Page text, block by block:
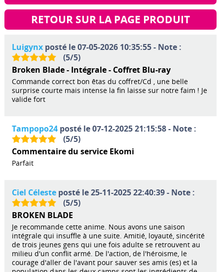
RETOUR SUR LA PAGE PRODUIT
Luigynxposté le 07-05-2026 10:35:55 - Note :
(5/5)
Broken Blade - Intégrale - Coffret Blu-ray
Commande correct bon êtas du coffret/Cd , une belle
surprise courte mais intense la fin laisse sur notre faim ! Je
valide fort
Tampopo24posté le 07-12-2025 21:15:58 - Note :
(5/5)
Commentaire du service Ekomi
Parfait
Ciel Célesteposté le 25-11-2025 22:40:39 - Note :
(5/5)
BROKEN BLADE
Je recommande cette anime. Nous avons une saison
intégrale qui insuffle à une suite. Amitié, loyauté, sincérité
de trois jeunes gens qui une fois adulte se retrouvent au
milieu d'un conflit armé. De l'action, de l'héroisme, le
courage d'aller de l'avant pour sauver ses amis (es) et la